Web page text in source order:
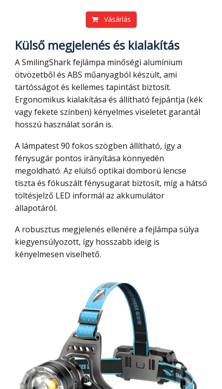
Vásárlás
Külső megjelenés és kialakítás
A SmilingShark fejlámpa minőségi alumínium
ötvözetből és ABS műanyagból készült, ami
tartósságot és kellemes tapintást biztosít.
Ergonomikus kialakítása és állítható fejpántja (kék
vagy fekete színben) kényelmes viseletet garantál
hosszú használat során is.
A lámpatest 90 fokos szögben állítható, így a
fénysugár pontos irányítása könnyedén
megoldható. Az elülső optikai domború lencse
tiszta és fókuszált fénysugarat biztosít, míg a hátsó
töltésjelző LED informál az akkumulátor
állapotáról.
A robusztus megjelenés ellenére a fejlámpa súlya
kiegyensúlyozott, így hosszabb ideig is
kényelmesen viselhető.